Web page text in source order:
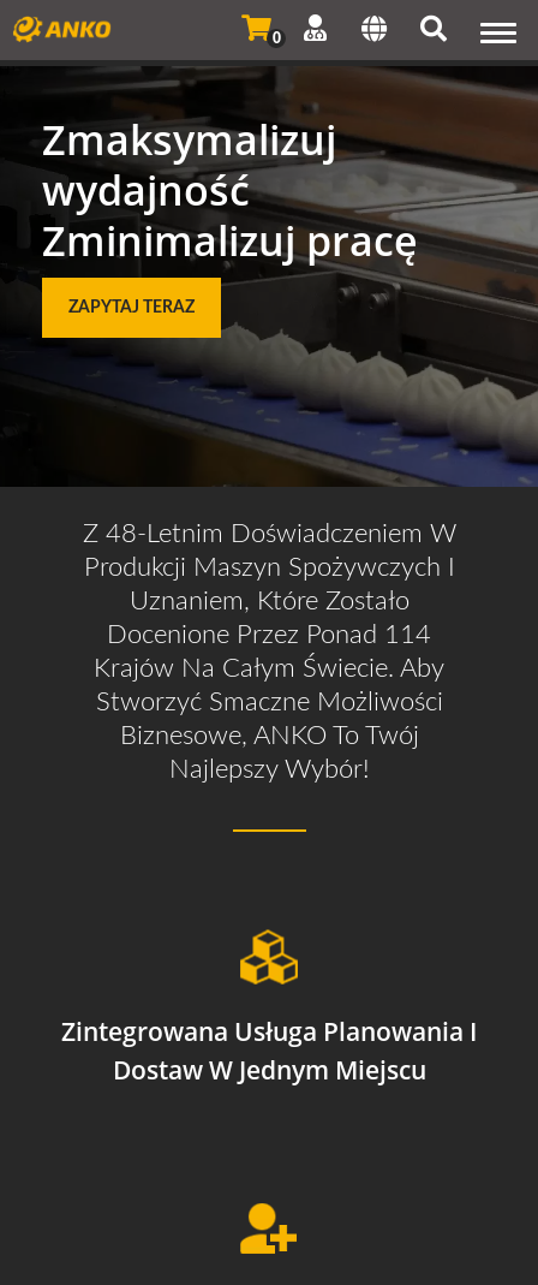
0
Zmaksymalizuj
wydajność
Zminimalizuj pracę
ZAPYTAJ TERAZ
Z 48-Letnim Doświadczeniem W
Produkcji Maszyn Spożywczych I
Uznaniem, Które Zostało
Docenione Przez Ponad 114
Krajów Na Całym Świecie. Aby
Stworzyć Smaczne Możliwości
Biznesowe, ANKO To Twój
Najlepszy Wybór!
Zintegrowana Usługa Planowania I
Dostaw W Jednym Miejscu